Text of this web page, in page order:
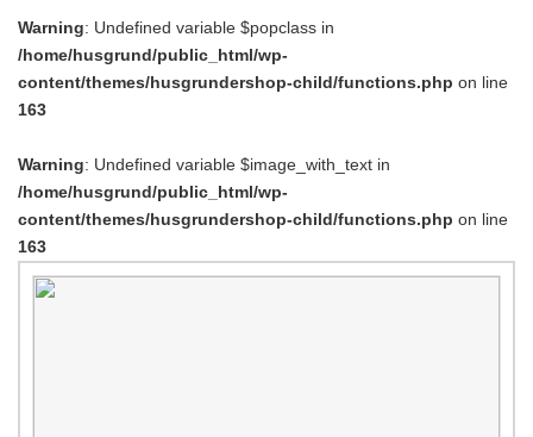
Warning: Undefined variable $popclass in
/home/husgrund/public_html/wp-
content/themes/husgrundershop-child/functions.php on line
163
Warning: Undefined variable $image_with_text in
/home/husgrund/public_html/wp-
content/themes/husgrundershop-child/functions.php on line
163